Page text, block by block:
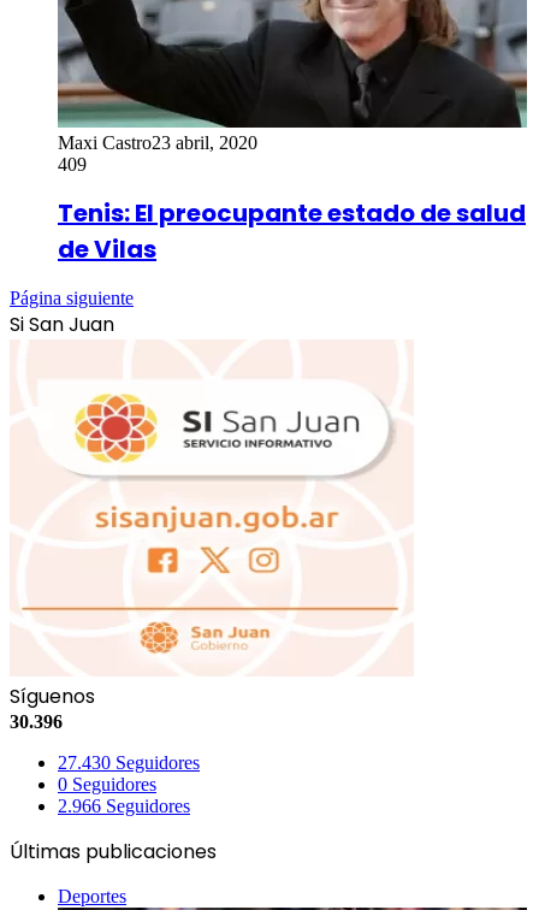
Maxi Castro23 abril, 2020
409
Tenis: El preocupante estado de salud
de Vilas
Página siguiente
Si San Juan
Síguenos
30.396
27.430 Seguidores
0 Seguidores
2.966 Seguidores
Últimas publicaciones
Deportes